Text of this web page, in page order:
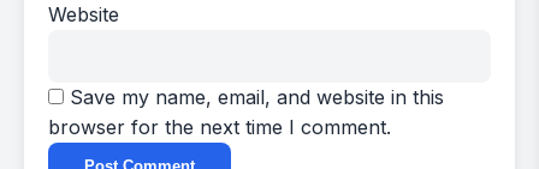
Website
Save my name, email, and website in this
browser for the next time I comment.